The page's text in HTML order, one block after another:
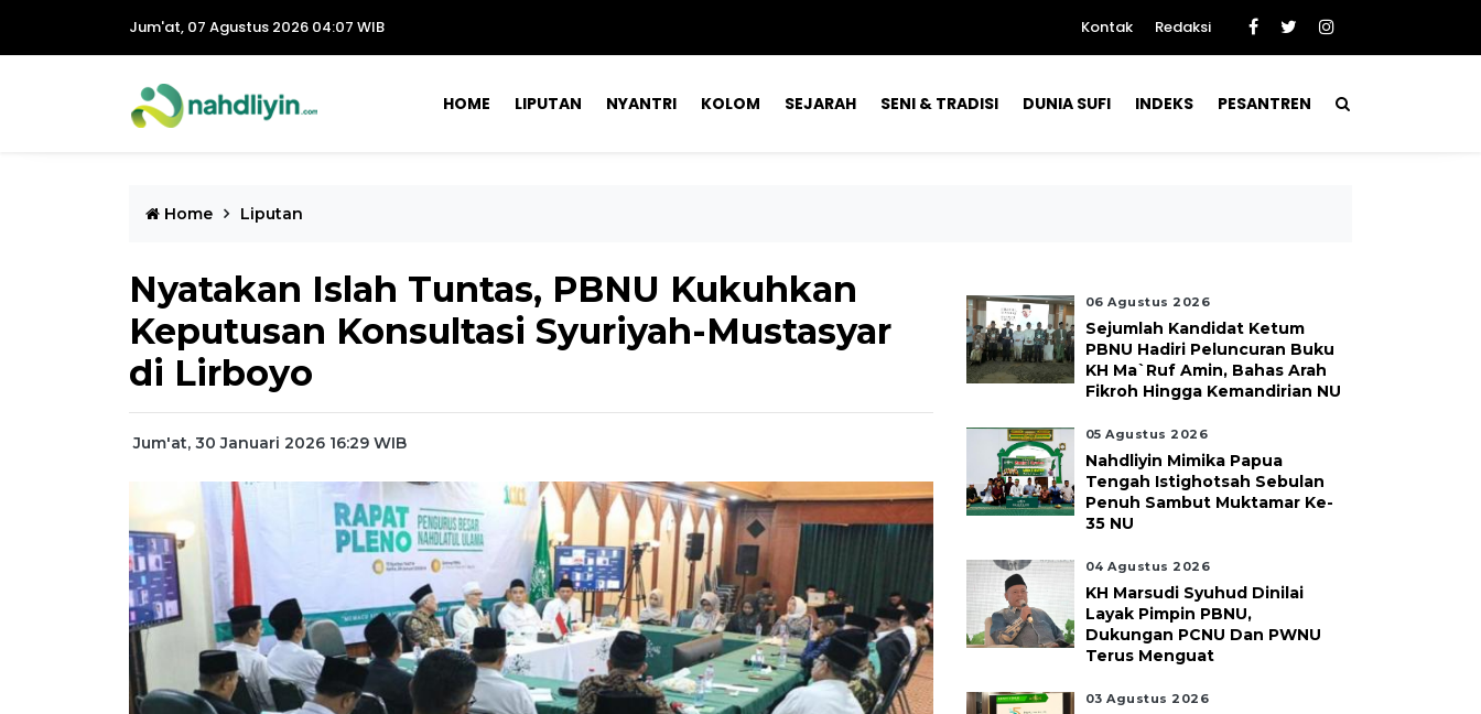
Jum'at, 07 Agustus 2026 04:07 WIB Kontak Redaksi
HOME LIPUTAN NYANTRI KOLOM SEJARAH SENI & TRADISI DUNIA SUFI INDEKS PESANTREN
Home Liputan
Nyatakan Islah Tuntas, PBNU Kukuhkan
Keputusan Konsultasi Syuriyah-Mustasyar
di Lirboyo
Jum'at, 30 Januari 2026 16:29 WIB
06 Agustus 2026
Sejumlah Kandidat Ketum
PBNU Hadiri Peluncuran Buku
KH Ma`ruf Amin, Bahas Arah
Fikroh Hingga Kemandirian NU
05 Agustus 2026
Nahdliyin Mimika Papua
Tengah Istighotsah Sebulan
Penuh Sambut Muktamar Ke-
35 NU
04 Agustus 2026
KH Marsudi Syuhud Dinilai
Layak Pimpin PBNU,
Dukungan PCNU Dan PWNU
Terus Menguat
03 Agustus 2026